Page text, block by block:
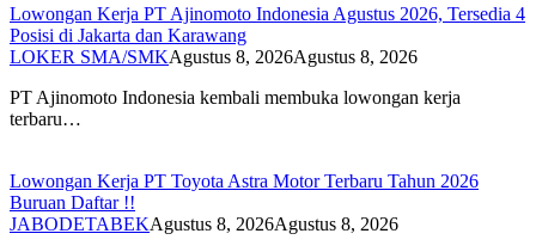
Lowongan Kerja PT Ajinomoto Indonesia Agustus 2026, Tersedia 4
Posisi di Jakarta dan Karawang
LOKER SMA/SMKAgustus 8, 2026Agustus 8, 2026
PT Ajinomoto Indonesia kembali membuka lowongan kerja
terbaru…
Lowongan Kerja PT Toyota Astra Motor Terbaru Tahun 2026
Buruan Daftar !!
JABODETABEKAgustus 8, 2026Agustus 8, 2026